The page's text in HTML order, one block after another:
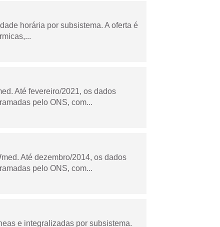
horária por subsistema. A oferta é
Até fevereiro/2021, os dados
pelo ONS, com...
Até dezembro/2014, os dados
pelo ONS, com...
e integralizadas por subsistema.